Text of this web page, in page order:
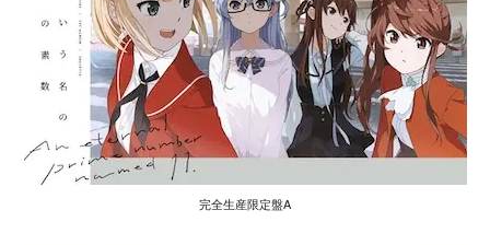
完全生産限定盤A